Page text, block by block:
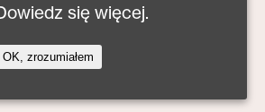
lok. 2
się więcej.
OK, zrozumiałem